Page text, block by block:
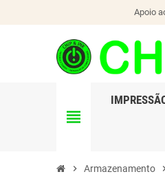
Apoio
view_headline
chevron_right Armazenamento